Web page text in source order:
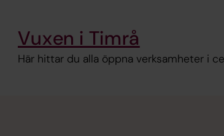
Vuxen i Timrå
Här hittar du alla öppna verksamheter i